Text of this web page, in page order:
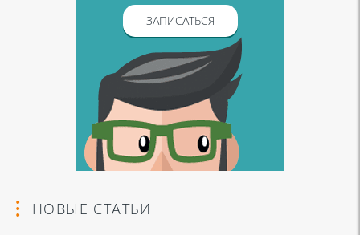
ЗАПИСАТЬСЯ
НОВЫЕ СТАТЬИ